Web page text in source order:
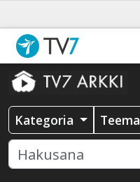
Kategoria Teema